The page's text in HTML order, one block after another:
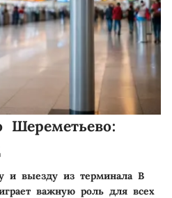
Шереметьево:
и выезду из терминала B
важную роль для всех